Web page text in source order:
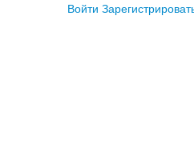
Войти